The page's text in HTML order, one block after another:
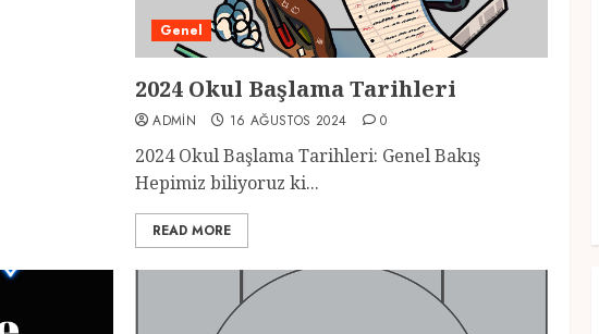
Genel
2024 Okul Başlama Tarihleri
ADMIN 16 AĞUSTOS 2024 0
2024 Okul Başlama Tarihleri: Genel Bakış
Hepimiz biliyoruz ki...
READ MORE